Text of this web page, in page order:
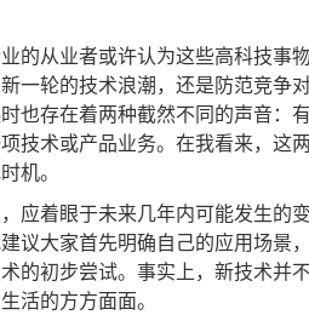
从业者或许认为这些高科技事物
一轮的技术浪潮，还是防范竞争
也存在着两种截然不同的声音：
技术或产品业务。在我看来，这
机。
着眼于未来几年内可能发生的
议大家首先明确自己的应用场景
的初步尝试。事实上，新技术并
活的方方面面。